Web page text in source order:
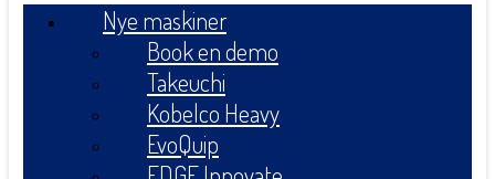
Nye maskiner
Book en demo
Takeuchi
Kobelco Heavy
EvoQuip